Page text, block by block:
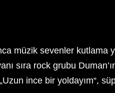
müzik sevenler kutlama
sıra rock grubu
ince bir yoldayım“,